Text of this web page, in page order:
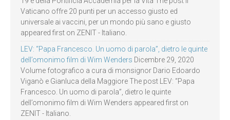
Vaticano offre 20 punti per un accesso giusto ed
universale ai vaccini, per un mondo più sano e giusto
appeared first on ZENIT - Italiano.
LEV: “Papa Francesco. Un uomo di parola”, dietro le quinte
dell’omonimo film di Wim Wenders Dicembre 29, 2020
Volume fotografico a cura di monsignor Dario Edoardo
Viganò e Gianluca della Maggiore The post LEV: “Papa
Francesco. Un uomo di parola”, dietro le quinte
dell’omonimo film di Wim Wenders appeared first on
ZENIT - Italiano.